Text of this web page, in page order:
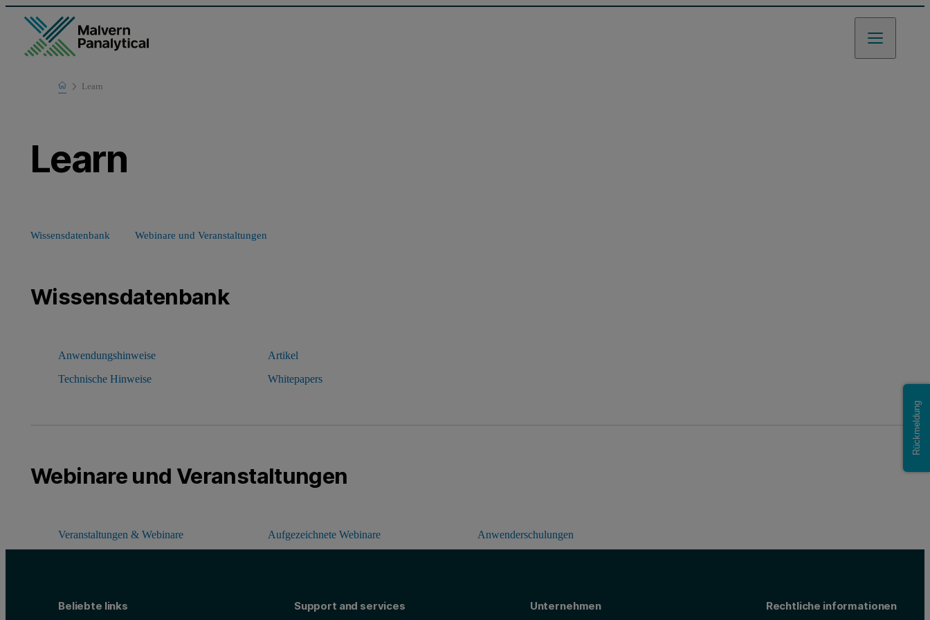
HomeLearn
Learn
Wissensdatenbank Webinare und Veranstaltungen
Wissensdatenbank
Anwendungshinweise
Technische Hinweise
Artikel
Whitepapers
Webinare und Veranstaltungen
Veranstaltungen & Webinare Aufgezeichnete Webinare Anwenderschulungen
Beliebte links Support and services Unternehmen Rechtliche informationen
Rückmeldung